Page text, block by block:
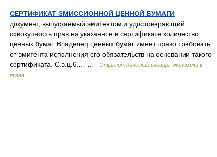
СЕРТИФИКАТ ЭМИССИОННОЙ ЦЕННОЙ БУМАГИ —
документ, выпускаемый эмитентом и удостоверяющий
совокупность прав на указанное в сертификате количество
ценных бумаг. Владелец ценных бумаг имеет право требовать
от эмитента исполнения его обязательств на основании такого
сертификата. С.э.ц.6.… …
Энциклопедический словарь экономики и
права